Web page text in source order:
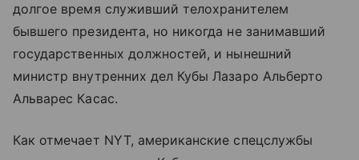
долгое время служивший телохранителем
бывшего президента, но никогда не занимавший
государственных должностей, и нынешний
министр внутренних дел Кубы Лазаро Альберто
Альварес Касас.
Как отмечает NYT, американские спецслужбы